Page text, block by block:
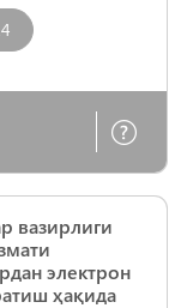
вазирлиги
электрон
ҳақида